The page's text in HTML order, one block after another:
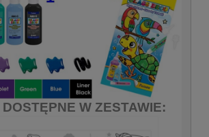
W ZESTAWIE: